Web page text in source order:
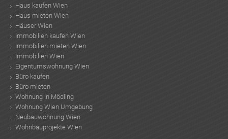
Haus kaufen Wien
Haus mieten Wien
Häuser Wien
Immobilien kaufen Wien
Immobilien mieten Wien
Immobilien Wien
Eigentumswohnung Wien
Büro kaufen
Büro mieten
Wohnung in Mödling
Wohnung Wien Umgebung
Neubauwohnung Wien
Wohnbauprojekte Wien